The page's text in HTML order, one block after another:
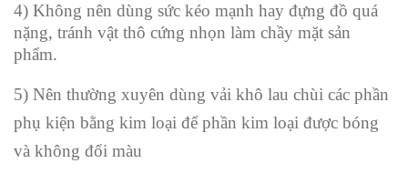
4) Không nên dùng sức kéo mạnh hay đựng đồ quá
nặng, tránh vật thô cứng nhọn làm chầy mặt sản
phẩm.
5) Nên thường xuyên dùng vải khô lau chùi các phần
phụ kiện bằng kim loại để phần kim loại được bóng
và không đổi màu